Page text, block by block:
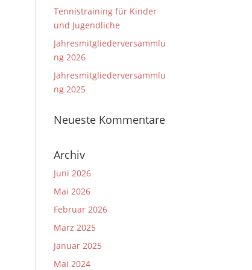
Tennistraining für Kinder
und Jugendliche
Jahresmitgliederversammlu
ng 2026
Jahresmitgliederversammlu
ng 2025
Neueste Kommentare
Archiv
Juni 2026
Mai 2026
Februar 2026
März 2025
Januar 2025
Mai 2024